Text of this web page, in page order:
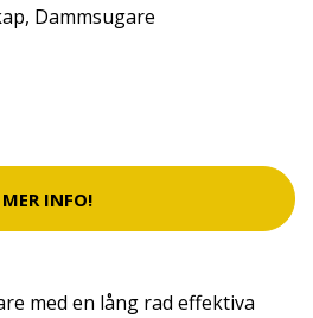
, Dammsugare
MER INFO!
med en lång rad effektiva